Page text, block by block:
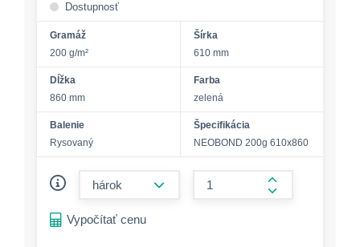
Dostupnosť
Gramáž
200 g/m²
Šírka
610 mm
Dĺžka
860 mm
Farba
zelená
Balenie
Rysovaný
Špecifikácia
NEOBOND 200g 610x860
form.increase-
Vypočítať cenu